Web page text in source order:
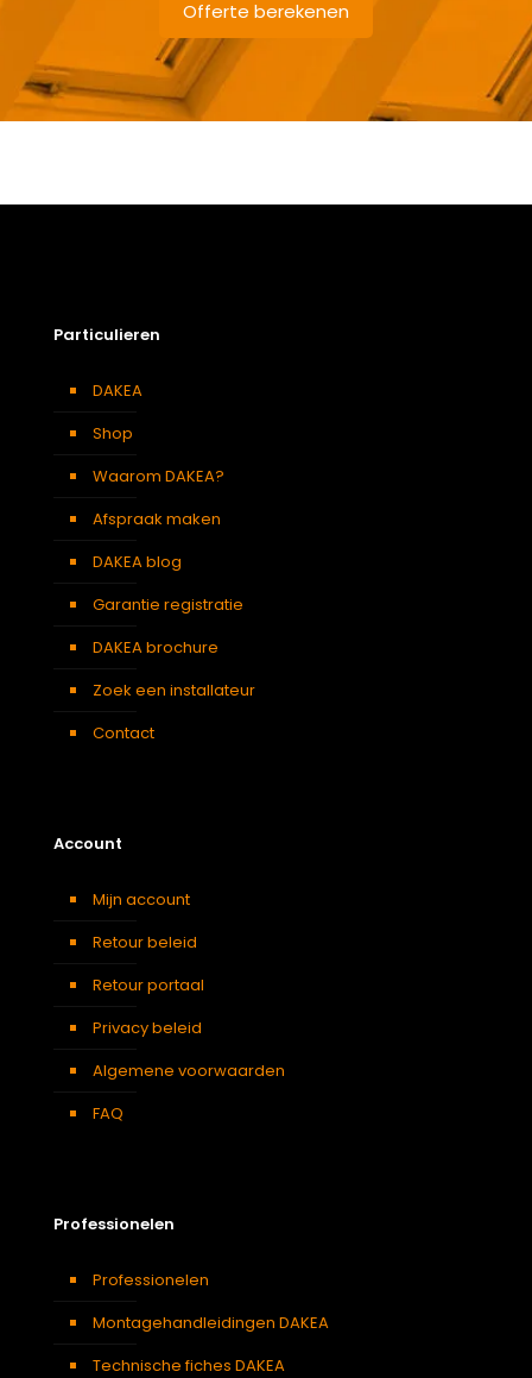
Offerte berekenen
Particulieren
DAKEA
Shop
Waarom DAKEA?
Afspraak maken
DAKEA blog
Garantie registratie
DAKEA brochure
Zoek een installateur
Contact
Account
Mijn account
Retour beleid
Retour portaal
Privacy beleid
Algemene voorwaarden
FAQ
Professionelen
Professionelen
Montagehandleidingen DAKEA
Technische fiches DAKEA